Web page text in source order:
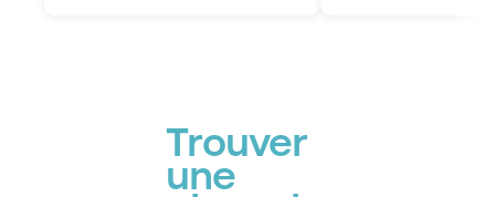
Trouver
une